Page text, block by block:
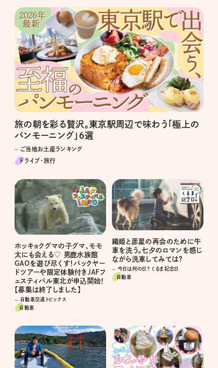
旅の朝を彩る贅沢。東京駅周辺で味わう「極上の
パンモーニング」6選
ご当地お土産ランキング
ドライブ･旅行
ホッキョクグマの子グマ、モモ
太にも会える♡ 男鹿水族館
GAOを遊び尽くす！バックヤー
ドツアーや限定体験付きJAFフ
ェスティバル東北が申込開始！
【募集は終了しました】
自動車交通トピックス
自動車
織姫と彦星の再会のために牛
車を洗う。七夕のロマンを感じ
ながら洗車してみては？
今日は何の日？ くるま記念日
自動車